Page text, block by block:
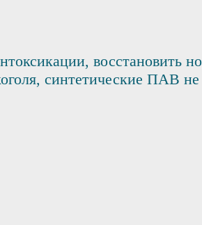
восстановить
синтетические ПАВ